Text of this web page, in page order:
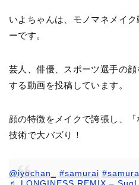
いよちゃんは、モノマネメイ
ーです。
芸人、俳優、スポーツ選手の
する動画を投稿しています。
顔の特徴をメイクで誇張し、
技術で大バズり！
@iyochan_ #samurai